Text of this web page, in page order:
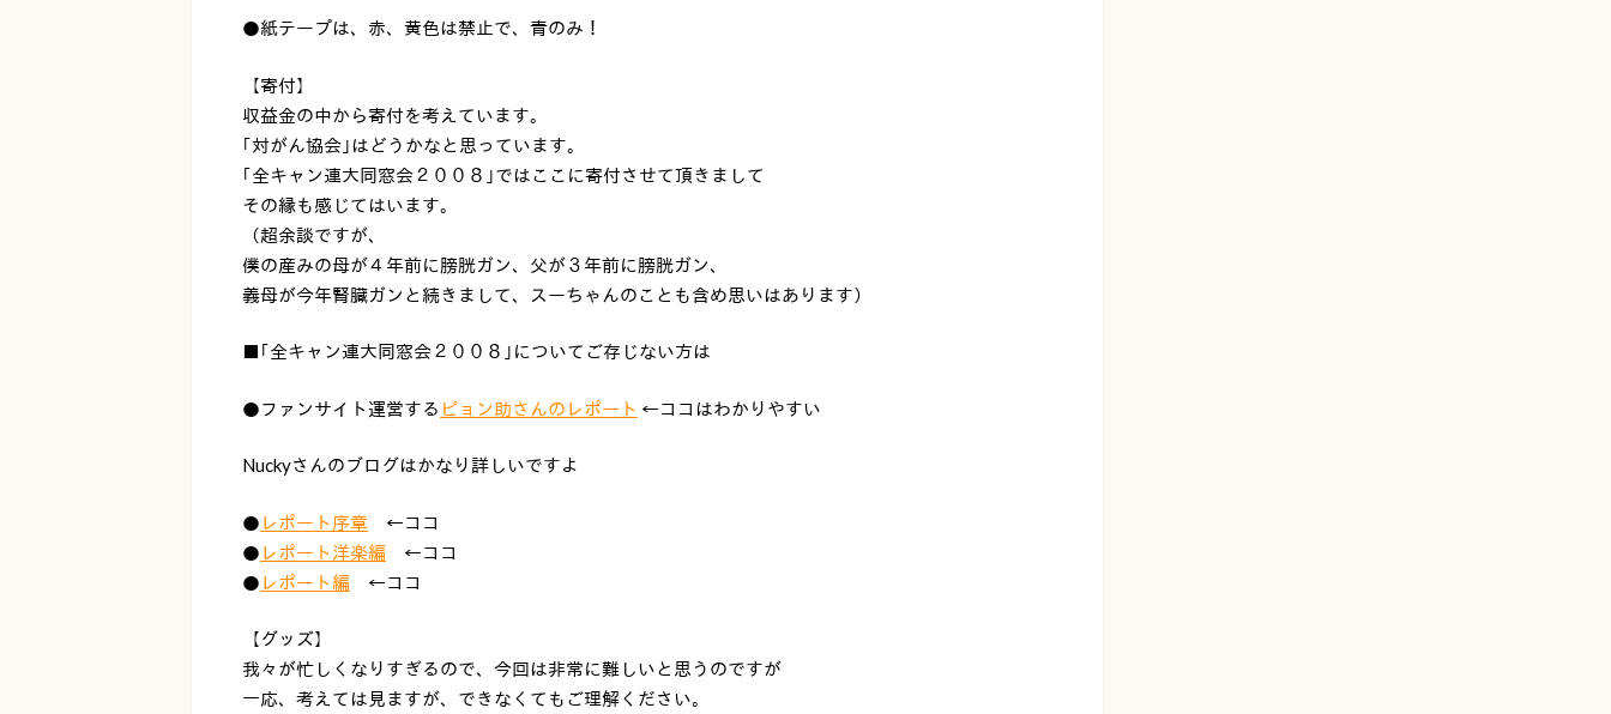
●紙テープは、赤、黄色は禁止で、青のみ！
【寄付】
収益金の中から寄付を考えています。
｢対がん協会｣はどうかなと思っています。
｢全キャン連大同窓会２００８｣ではここに寄付させて頂きまして
その縁も感じてはいます。
（超余談ですが、
僕の産みの母が４年前に膀胱ガン、父が３年前に膀胱ガン、
義母が今年腎臓ガンと続きまして、スーちゃんのことも含め思いはあります）
■｢全キャン連大同窓会２００８｣についてご存じない方は
●ファンサイト運営する ピョン助さんのレポート ←ココはわかりやすい
Nuckyさんのブログはかなり詳しいですよ
● レポート序章 ←ココ
● レポート洋楽編 ←ココ
● レポート編 ←ココ
【グッズ】
我々が忙しくなりすぎるので、今回は非常に難しいと思うのですが
一応、考えては見ますが、できなくてもご理解ください。